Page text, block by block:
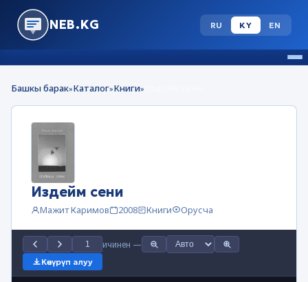
NEB.KG RU KY EN
Башкы барак»Каталог»Книги»
Издейм сени
Мажит Каримов 2008 Книги Орусча
ичинен —
Көчүрүп алуу